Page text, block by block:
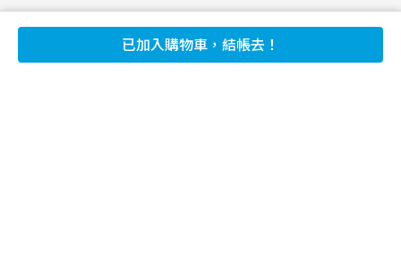
已加入購物車，結帳去！
合作申請